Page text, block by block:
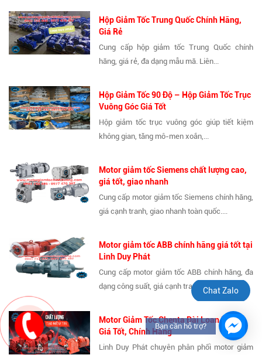
Hộp Giảm Tốc Trung Quốc Chính Hãng,
Giá Rẻ
Cung cấp hộp giảm tốc Trung Quốc chính
hãng, giá rẻ, đa dạng mẫu mã. Liên...
Hộp Giảm Tốc 90 Độ – Hộp Giảm Tốc Trục
Vuông Góc Giá Tốt
Hộp giảm tốc trục vuông góc giúp tiết kiệm
không gian, tăng mô-men xoắn,...
Motor giảm tốc Siemens chất lượng cao,
giá tốt, giao nhanh
Cung cấp motor giảm tốc Siemens chính hãng,
giá cạnh tranh, giao nhanh toàn quốc....
Motor giảm tốc ABB chính hãng giá tốt tại
Linh Duy Phát
Cung cấp motor giảm tốc ABB chính hãng, đa
dạng công suất, giá cạnh tranh...
Motor Giảm Tốc Chenta Đài Loan Bền Bỉ,
Giá Tốt, Chính Hãng
Linh Duy Phát chuyên phân phối motor giảm
Chat Zalo
Bạn cần hỗ trợ?